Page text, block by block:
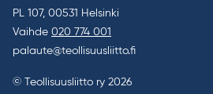
PL 107, 00531 Helsinki
Vaihde 020 774 001
palaute@teollisuusliitto.fi
© Teollisuusliitto ry 2026